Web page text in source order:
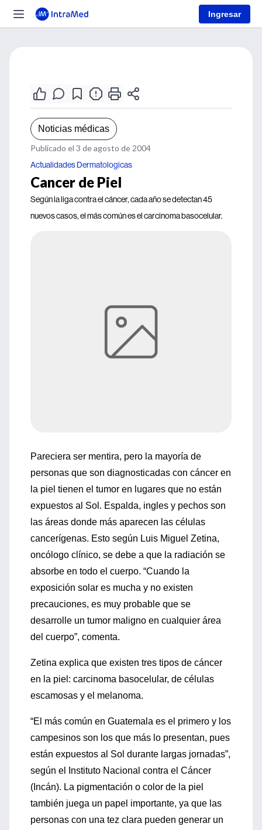
Ingresar
Noticias médicas
Publicado el 3 de agosto de 2004
Actualidades Dermatologicas
Cancer de Piel
Según la liga contra el cáncer, cada año se detectan 45
nuevos casos, el más común es el carcinoma basocelular.
Pareciera ser mentira, pero la mayoría de
personas que son diagnosticadas con cáncer en
la piel tienen el tumor en lugares que no están
expuestos al Sol. Espalda, ingles y pechos son
las áreas donde más aparecen las células
cancerígenas. Esto según Luis Miguel Zetina,
oncólogo clínico, se debe a que la radiación se
absorbe en todo el cuerpo. “Cuando la
exposición solar es mucha y no existen
precauciones, es muy probable que se
desarrolle un tumor maligno en cualquier área
del cuerpo”, comenta.
Zetina explica que existen tres tipos de cáncer
en la piel: carcinoma basocelular, de células
escamosas y el melanoma.
“El más común en Guatemala es el primero y los
campesinos son los que más lo presentan, pues
están expuestos al Sol durante largas jornadas”,
según el Instituto Nacional contra el Cáncer
(Incán). La pigmentación o color de la piel
también juega un papel importante, ya que las
personas con una tez clara pueden generar un